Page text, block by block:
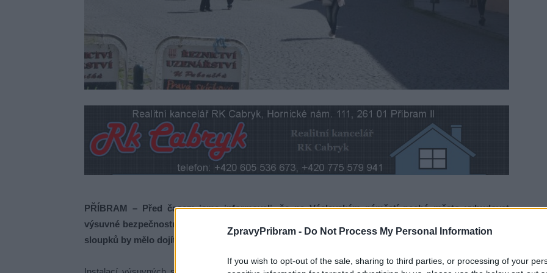
ZpravyPribram - Do Not Process My Personal Information
If you wish to opt-out of the sale, sharing to third parties, or processing of your
PŘÍBRAM – Před časem jsme informovali, že na Václavském náměstí nechá město vybudovat
výsuvné bezpečnostní sloupky. Proto je nyní v této části centra již ohrazené staveniště. K umístění
sloupků by mělo dojít do konce měsíce